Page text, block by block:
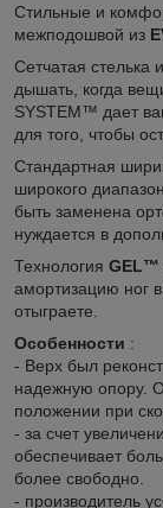
Стильные и
межподошвой из
Сетчатая стелька
дышать, когда
SYSTEM™ дает
для того, чтобы
Стандартная
широкого
быть заменена
нуждается в
Технология GEL™
амортизацию ног
отыграете.
Особенности :
- Верх был
надежную опору.
положении при
- за счет
обеспечивает
более свободно.
- производитель